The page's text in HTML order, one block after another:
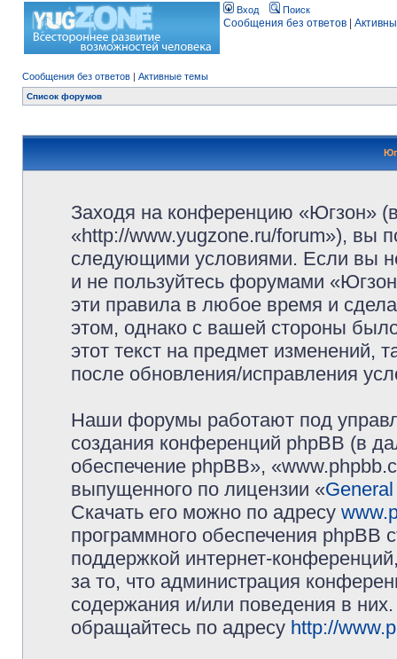
Вход Поиск
Сообщения без ответов
Сообщения без ответов | Активные темы
Список форумов
Заходя на конференцию «Югзон»
«http://www.yugzone.ru/forum»), вы
следующими условиями. Если вы
и не пользуйтесь форумами
эти правила в любое время и
этом, однако с вашей стороны
этот текст на предмет изменений,
после обновления/исправления
Наши форумы работают под
создания конференций phpBB (в
обеспечение phpBB»,
выпущенного по лицензии «
Скачать его можно по адресу
программного обеспечения phpBB
поддержкой интернет-
за то, что администрация
содержания и/или поведения в
обращайтесь по адресу http://